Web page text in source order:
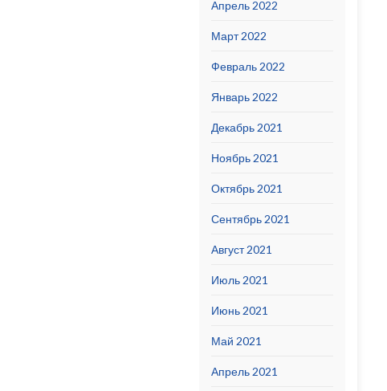
Апрель 2022
Март 2022
Февраль 2022
Январь 2022
Декабрь 2021
Ноябрь 2021
Октябрь 2021
Сентябрь 2021
Август 2021
Июль 2021
Июнь 2021
Май 2021
Апрель 2021